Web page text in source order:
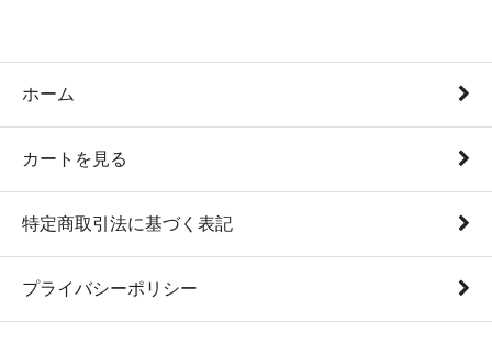
ホーム
カートを見る
特定商取引法に基づく表記
プライバシーポリシー